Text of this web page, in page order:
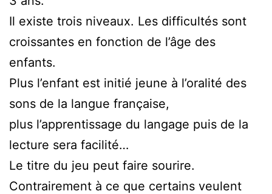
Il existe trois niveaux. Les difficultés sont
croissantes en fonction de l’âge des
enfants.
Plus l’enfant est initié jeune à l’oralité des
sons de la langue française,
plus l’apprentissage du langage puis de la
lecture sera facilité…
Le titre du jeu peut faire sourire.
Contrairement à ce que certains veulent